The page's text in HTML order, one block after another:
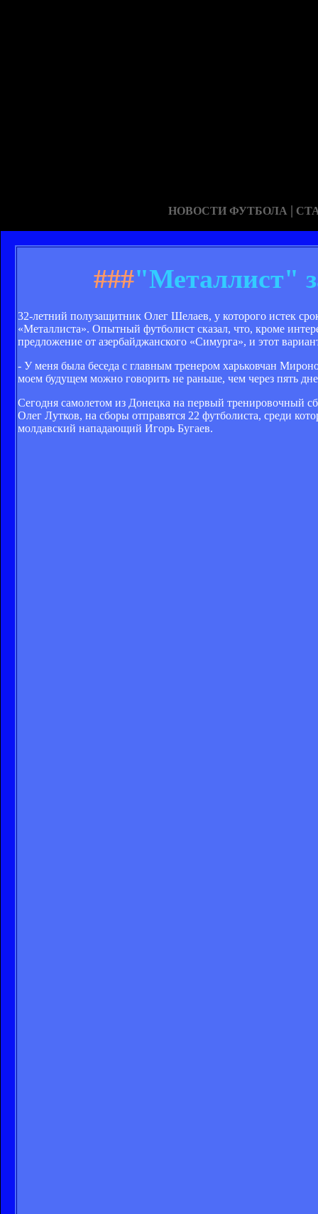
НОВОСТИ ФУТБОЛА |
###"Металлист"
32-летний полузащитник Олег Шелаев, у которого истек
«Металлиста». Опытный футболист сказал, что, кроме
предложение от азербайджанского «Симурга», и этот
- У меня была беседа с главным тренером харьковчан
моем будущем можно говорить не раньше, чем через пять
Сегодня самолетом из Донецка на первый тренировочный
Олег Лутков, на сборы отправятся 22 футболиста, среди
молдавский нападающий Игорь Бугаев.